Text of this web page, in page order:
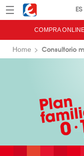
Menú Eroski
COMPRA
Home Consultorio